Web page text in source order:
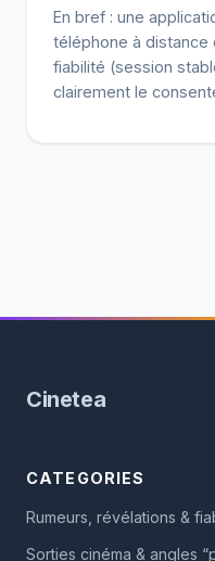
En bref : une
téléphone à distance
fiabilité (session
clairement le
meilleur choix
Cinetea
CATEGORIES
Rumeurs, révélations &
Sorties cinéma & angles